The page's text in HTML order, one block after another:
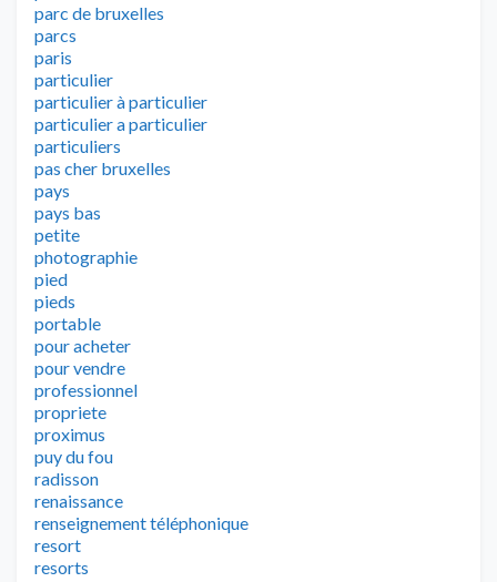
parc de bruxelles
parcs
paris
particulier
particulier à particulier
particulier a particulier
particuliers
pas cher bruxelles
pays
pays bas
petite
photographie
pied
pieds
portable
pour acheter
pour vendre
professionnel
propriete
proximus
puy du fou
radisson
renaissance
renseignement téléphonique
resort
resorts